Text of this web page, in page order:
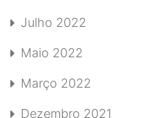
Julho 2022
Maio 2022
Março 2022
Dezembro 2021